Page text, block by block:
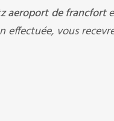
aeroport de francfort
effectuée, vous